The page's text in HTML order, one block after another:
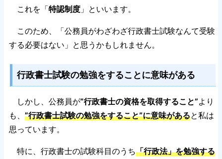
これを「特認制度 」といいます。
このため、「公務員がわざわざ行政書士試験なんて受験
する必要はない」と思うかもしれません。
行政書士試験の勉強をすることに意味がある
しかし、公務員が”行政書士の資格を取得すること”より
も、 ”行政書士試験の勉強をすること”に意味があると私は
思っています。
特に、行政書士の試験科目のうち「行政法」を勉強する